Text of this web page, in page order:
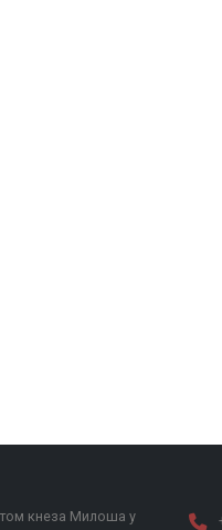
кнеза Милоша у